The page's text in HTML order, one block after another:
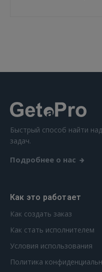
Быстрый способ найти
задач.
Подробнее о нас
Как это работает
Как создать заказ
Как стать исполнителем
Условия использования
Политика